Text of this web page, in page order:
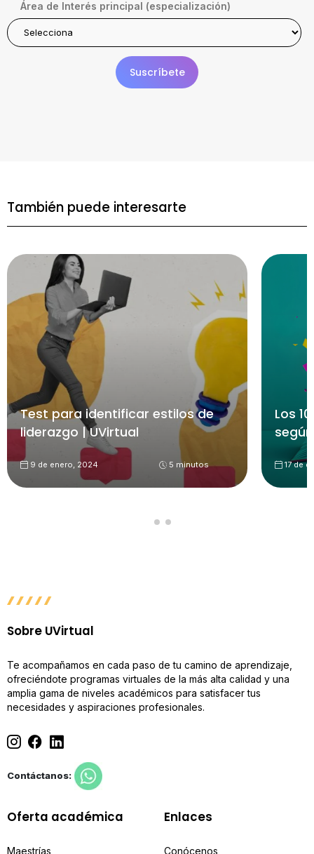
Área de Interés principal (especialización)
También puede interesarte
Test para identificar estilos de
liderazgo | UVirtual
9 de enero, 2024 5 minutos
Los
17 de
Sobre UVirtual
Te acompañamos en cada paso de tu camino de aprendizaje,
ofreciéndote programas virtuales de la más alta calidad y una
amplia gama de niveles académicos para satisfacer tus
necesidades y aspiraciones profesionales.
Contáctanos:
Oferta académica
Maestrías
Enlaces
Conócenos